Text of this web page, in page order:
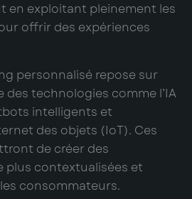
en exploitant pleinement les
offrir des expériences
personnalisé repose sur
des technologies comme l’IA
intelligents et
des objets (IoT). Ces
de créer des
plus contextualisées et
consommateurs.